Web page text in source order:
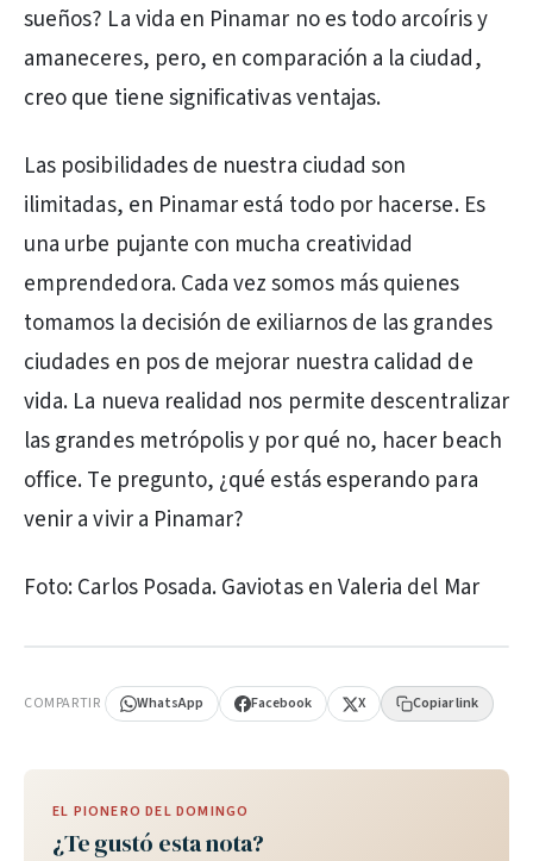
sueños? La vida en Pinamar no es todo arcoíris y
amaneceres, pero, en comparación a la ciudad,
creo que tiene significativas ventajas.
Las posibilidades de nuestra ciudad son
ilimitadas, en Pinamar está todo por hacerse. Es
una urbe pujante con mucha creatividad
emprendedora. Cada vez somos más quienes
tomamos la decisión de exiliarnos de las grandes
ciudades en pos de mejorar nuestra calidad de
vida. La nueva realidad nos permite descentralizar
las grandes metrópolis y por qué no, hacer beach
office. Te pregunto, ¿qué estás esperando para
venir a vivir a Pinamar?
Foto: Carlos Posada. Gaviotas en Valeria del Mar
COMPARTIR WhatsApp Facebook X Copiar link
EL PIONERO DEL DOMINGO
¿Te gustó esta nota?